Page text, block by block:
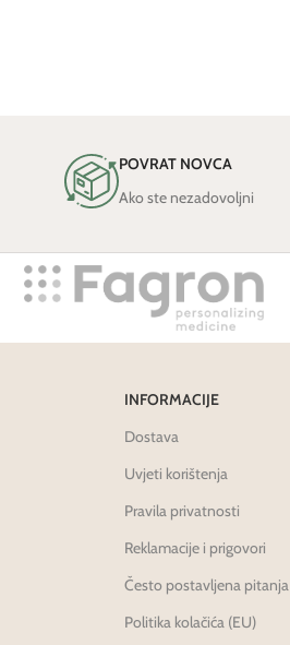
POVRAT NOVCA
Ako ste nezadovoljni
INFORMACIJE
Dostava
Uvjeti korištenja
Pravila privatnosti
Reklamacije i prigovori
Često postavljena pitanja
Politika kolačića (EU)